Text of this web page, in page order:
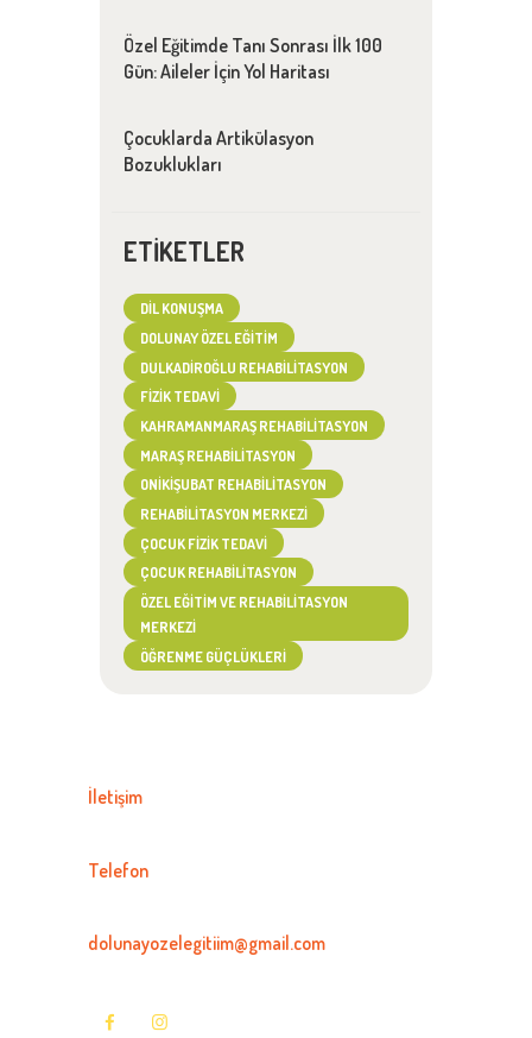
Özel Eğitimde Tanı Sonrası İlk 100
Gün: Aileler İçin Yol Haritası
Çocuklarda Artikülasyon
Bozuklukları
ETIKETLER
DIL KONUŞMA
DOLUNAY ÖZEL EĞITIM
DULKADIROĞLU REHABILITASYON
FIZIK TEDAVI
KAHRAMANMARAŞ REHABILITASYON
MARAŞ REHABILITASYON
ONIKIŞUBAT REHABILITASYON
REHABILITASYON MERKEZI
ÇOCUK FIZIK TEDAVI
ÇOCUK REHABILITASYON
ÖZEL EĞITIM VE REHABILITASYON
MERKEZI
ÖĞRENME GÜÇLÜKLERI
İletişim
Telefon
dolunayozelegitiim@gmail.com